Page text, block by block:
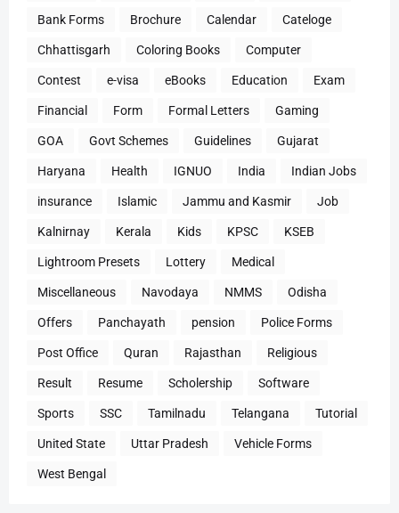
Bank Forms Brochure Calendar Cateloge
Chhattisgarh Coloring Books Computer
Contest e-visa eBooks Education Exam
Financial Form Formal Letters Gaming
GOA Govt Schemes Guidelines Gujarat
Haryana Health IGNUO India Indian Jobs
insurance Islamic Jammu and Kasmir Job
Kalnirnay Kerala Kids KPSC KSEB
Lightroom Presets Lottery Medical
Miscellaneous Navodaya NMMS Odisha
Offers Panchayath pension Police Forms
Post Office Quran Rajasthan Religious
Result Resume Scholership Software
Sports SSC Tamilnadu Telangana Tutorial
United State Uttar Pradesh Vehicle Forms
West Bengal